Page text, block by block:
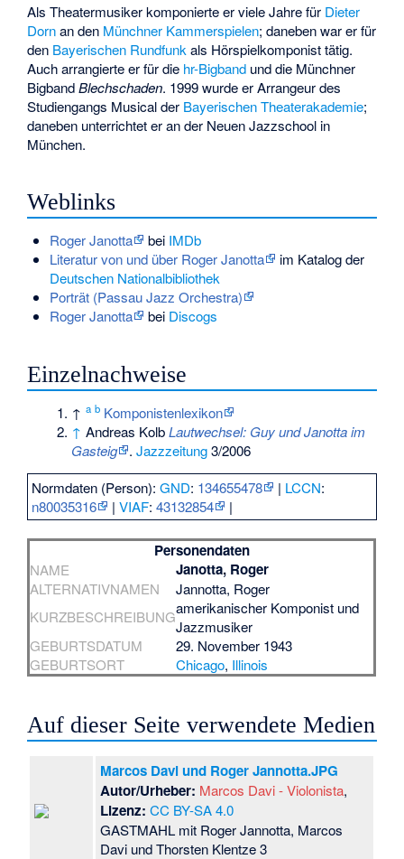
Als Theatermusiker komponierte er viele Jahre für Dieter
Dornan den Münchner Kammerspielen; daneben war er für
den Bayerischen Rundfunk als Hörspielkomponist tätig.
Auch arrangierte er für die hr-Bigband und die Münchner
BigbandBlechschaden. 1999 wurde er Arrangeur des
Studiengangs Musical der Bayerischen Theaterakademie;
daneben unterrichtet er an der Neuen Jazzschool in
München.
Weblinks
Roger Janotta bei IMDb
Literatur von und über Roger Janotta
im Katalog der
Deutschen Nationalbibliothek
Porträt (Passau Jazz Orchestra)
Roger Janotta
bei Discogs
Einzelnachweise
↑a b Komponistenlexikon
↑ Andreas KolbLautwechsel: Guy und Janotta im
Gasteig
.Jazzzeitung3/2006
Normdaten (Person):GND: 134655478 | LCCN:
n80035316
|VIAF:43132854 |
Personendaten
NAME Janotta, Roger
ALTERNATIVNAMEN
Jannotta, Roger
KURZBESCHREIBUNGamerikanischer Komponist und
Jazzmusiker
GEBURTSDATUM
29. November 1943
GEBURTSORT
Chicago, Illinois
Auf dieser Seite verwendete Medien
Marcos Davi und Roger Jannotta.JPG
Autor/Urheber: Marcos Davi - Violonista,
Lizenz: CC BY-SA 4.0
GASTMAHL mit Roger Jannotta, Marcos
Davi und Thorsten Klentze 3